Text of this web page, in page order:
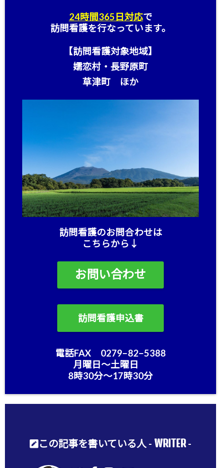
24時間365日対応で
訪問看護を行なっています。
【訪問看護対象地域】
嬬恋村・長野原町
草津町 ほか
訪問看護のお問合わせは
こちらから↓
お問い合わせ
訪問看護申込書
電話FAX 0279−82−5388
月曜日〜土曜日
8時30分〜17時30分
この記事を書いている人 - WRITER-